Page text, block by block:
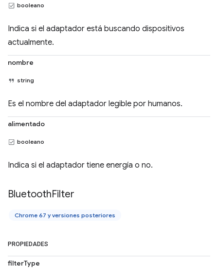
booleano
Indica si el adaptador está buscando dispositivos
actualmente.
nombre
string
Es el nombre del adaptador legible por humanos.
alimentado
booleano
Indica si el adaptador tiene energía o no.
BluetoothFilter
Chrome 67 y versiones posteriores
PROPIEDADES
filterType